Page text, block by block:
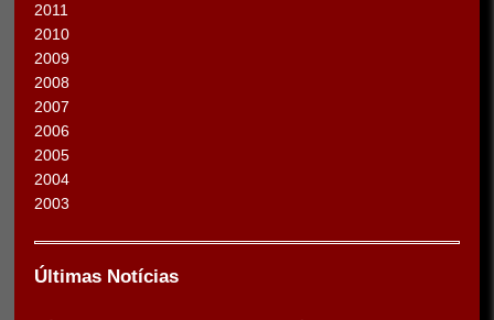
2011
2010
2009
2008
2007
2006
2005
2004
2003
Últimas Notícias